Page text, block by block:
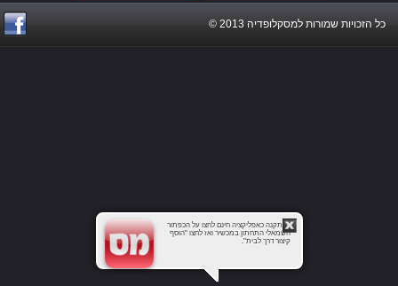
כל הזכויות שמורות למסקלופדיה 2013 ©
להתקנה כאפליקציה חינם לחצו על הכפתור
השמאלי התחתון במכשיר ואז לחצו "הוסף
קיצור דרך לבית".